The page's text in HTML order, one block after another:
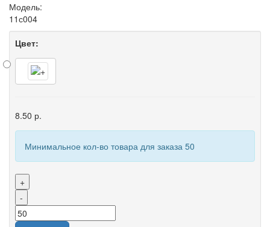
Модель:
11с004
Цвет:
8.50 р.
Минимальное кол-во товара для заказа 50
+
-